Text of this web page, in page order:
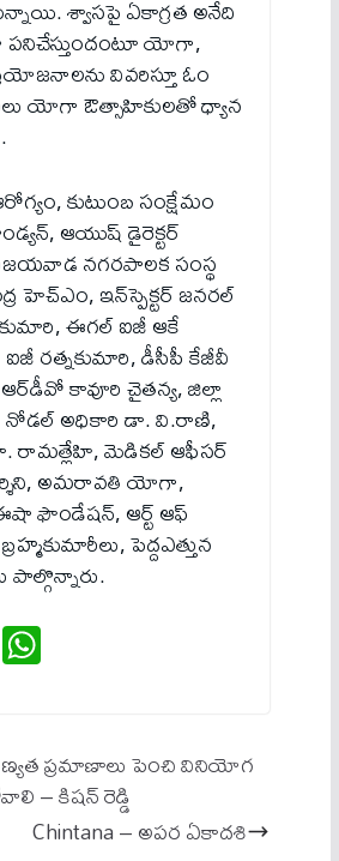
శ్వాసపై ఏకాగ్రత అనేది
యోగా,
వివ‌రిస్తూ ఓం
యోగా ఔత్సాహికుల‌తో ధ్యాన
కుటుంబ సంక్షేమం
ఆయుష్ డైరెక్ట‌ర్
న‌గ‌ర‌పాల‌క సంస్థ
హెచ్ఎం, ఇన్‌స్పెక్ట‌ర్ జ‌న‌ర‌ల్
ఈగల్ ఐజీ ఆకే
ఐజీ ర‌త్న‌కుమారి, డీసీపీ కేజీవీ
కావూరి చైత‌న్య‌, జిల్లా
అధికారి డా. వి.రాణి,
రామ‌త్లేహి, మెడిక‌ల్ ఆఫీస‌ర్
అమ‌రావ‌తి యోగా,
ఫౌండేష‌న్‌, ఆర్ట్ ఆఫ్
పెద్దఎత్తున
W
ha
A
ppప్రమాణాలు పెంచి వినియోగ
– కిష‌న్ రెడ్డి
Chintana – అపర ఏకాదశి